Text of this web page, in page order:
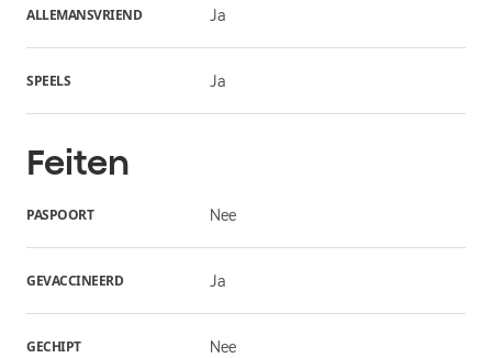
ALLEMANSVRIEND Ja
SPEELS Ja
Feiten
PASPOORT Nee
GEVACCINEERD Ja
GECHIPT Nee